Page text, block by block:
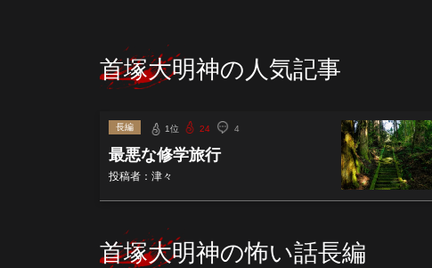
首塚大明神の人気記事
長編 1位 24 4
最悪な修学旅行
投稿者：津々
首塚大明神の怖い話長編